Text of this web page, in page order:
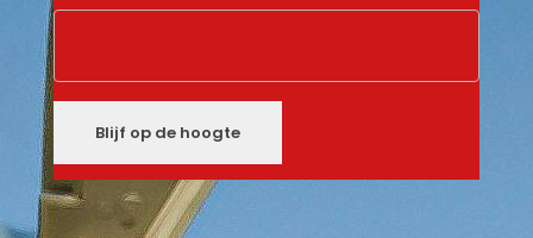
Blijf op de hoogte